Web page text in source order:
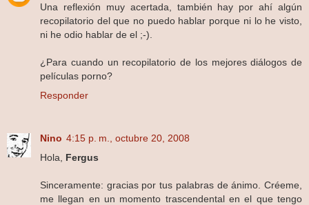
Una reflexión muy acertada, también hay por ahí algún
recopilatorio del que no puedo hablar porque ni lo he visto,
ni he odio hablar de el ;-).
¿Para cuando un recopilatorio de los mejores diálogos de
películas porno?
Responder
Nino 4:15 p. m., octubre 20, 2008
Hola, Fergus
Sinceramente: gracias por tus palabras de ánimo. Créeme,
me llegan en un momento trascendental en el que tengo